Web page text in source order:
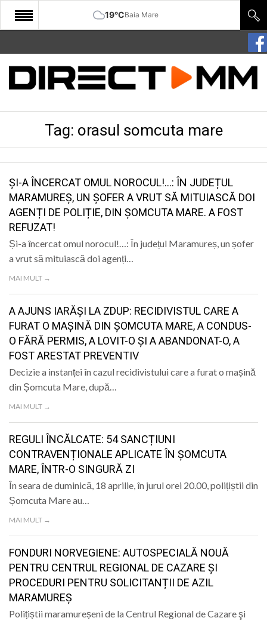
19°CBaia Mare
START
COMUNITATE
CULTURA
SANATATE
SPORT
SPECIAL
LIFE
Tag: orasul somcuta mare
ȘI-A ÎNCERCAT OMUL NOROCUL!…: ÎN JUDEȚUL
MARAMUREȘ, UN ȘOFER A VRUT SĂ MITUIASCĂ DOI
AGENȚI DE POLIȚIE, DIN ȘOMCUTA MARE. A FOST
REFUZAT!
Și-a încercat omul norocul!…: În județul Maramureș, un șofer
a vrut să mituiască doi agenți…
MAI MULT →
A AJUNS IARĂȘI LA ZDUP: RECIDIVISTUL CARE A
FURAT O MAȘINĂ DIN ȘOMCUTA MARE, A CONDUS-
O FĂRĂ PERMIS, A LOVIT-O ȘI A ABANDONAT-O, A
FOST ARESTAT PREVENTIV
Decizie a instanței în cazul recidivistului care a furat o mașină
din Șomcuta Mare, după…
MAI MULT →
REGULI ÎNCĂLCATE: 54 SANCȚIUNI
CONTRAVENȚIONALE APLICATE ÎN ȘOMCUTA
MARE, ÎNTR-O SINGURĂ ZI
În seara de duminică, 18 aprilie, în jurul orei 20.00, polițiștii din
Șomcuta Mare au…
MAI MULT →
FONDURI NORVEGIENE: AUTOSPECIALĂ NOUĂ
PENTRU CENTRUL REGIONAL DE CAZARE ȘI
PROCEDURI PENTRU SOLICITANȚII DE AZIL
MARAMUREȘ
Polițiștii maramureșeni de la Centrul Regional de Cazare şi